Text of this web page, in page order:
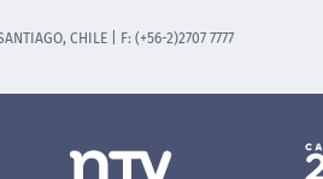
CHILE | F: (+56-2)2707 7777